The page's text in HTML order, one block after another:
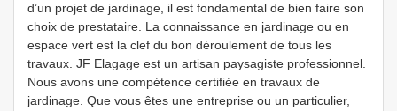
d’un projet de jardinage, il est fondamental de bien faire son
choix de prestataire. La connaissance en jardinage ou en
espace vert est la clef du bon déroulement de tous les
travaux. JF Elagage est un artisan paysagiste professionnel.
Nous avons une compétence certifiée en travaux de
jardinage. Que vous êtes une entreprise ou un particulier,